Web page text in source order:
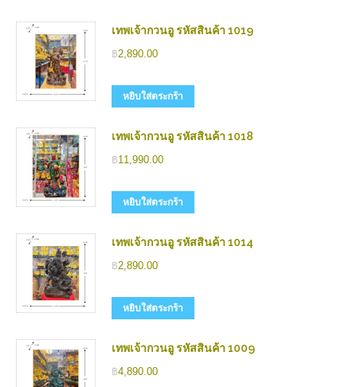
เทพเจ้ากวนอู รหัสสินค้า 1019
฿2,890.00
หยิบใส่ตระกร้า
เทพเจ้ากวนอู รหัสสินค้า 1018
฿11,990.00
หยิบใส่ตระกร้า
เทพเจ้ากวนอู รหัสสินค้า 1014
฿2,890.00
หยิบใส่ตระกร้า
เทพเจ้ากวนอู รหัสสินค้า 1009
฿4,890.00